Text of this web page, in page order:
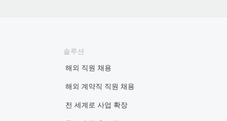
솔루션
해외 직원 채용
해외 계약직 직원 채용
전 세계로 사업 확장